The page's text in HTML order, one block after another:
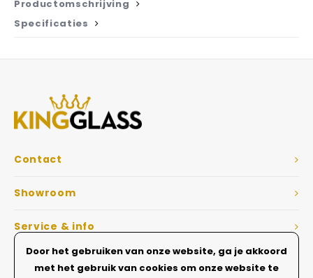
Productomschrijving
Specificaties
Contact
Showroom
Service & info
Dé Glazen wanden specialist
Door het gebruiken van onze website, ga je akkoord
met het gebruik van cookies om onze website te